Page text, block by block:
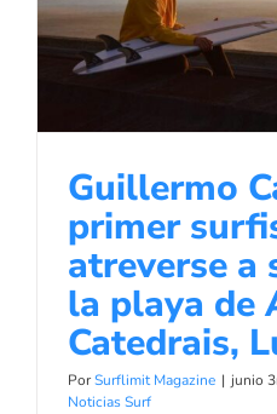
surfista en
playa de As
Noticias de Surf
Guillermo
primer
atreverse a
la playa de
Catedrais,
PorSurflimit Magazine | junio
Noticias Surf